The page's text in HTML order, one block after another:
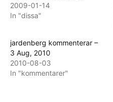
2009-01-14
In "dissa"
jardenberg kommenterar –
3 Aug, 2010
2010-08-03
In "kommentarer"